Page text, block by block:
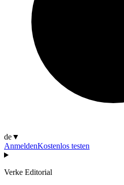
de▼
AnmeldenKostenlos testen
Verke Editorial